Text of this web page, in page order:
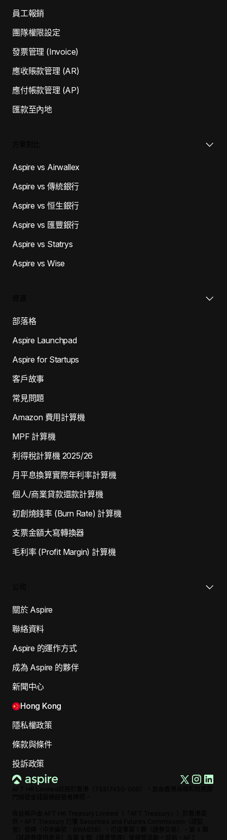
員工報銷
團隊權限設定
發票管理 (Invoice)
應收賬款管理 (AR)
應付帳款管理 (AP)
匯款至內地
Aspire vs Airwallex
Aspire vs 傳統銀行
Aspire vs 恒生銀行
Aspire vs 匯豐銀行
Aspire vs Statrys
Aspire vs Wise
部落格
Aspire Launchpad
Aspire for Startups
客戶故事
常見問題
Amazon 費用計算機
MPF 計算機
利得稅計算機 2025/26
月平息換算實際年利率計算機
個人/商業貸款還款計算機
初創燒錢率 (Burn Rate) 計算機
支票金額大寫轉換器
毛利率 (Profit Margin) 計算機
關於 Aspire
聯絡資料
Aspire 的運作方式
成為 Aspire 的夥伴
新聞中心
Hong Kong
隱私權政策
條款與條件
投訴政策